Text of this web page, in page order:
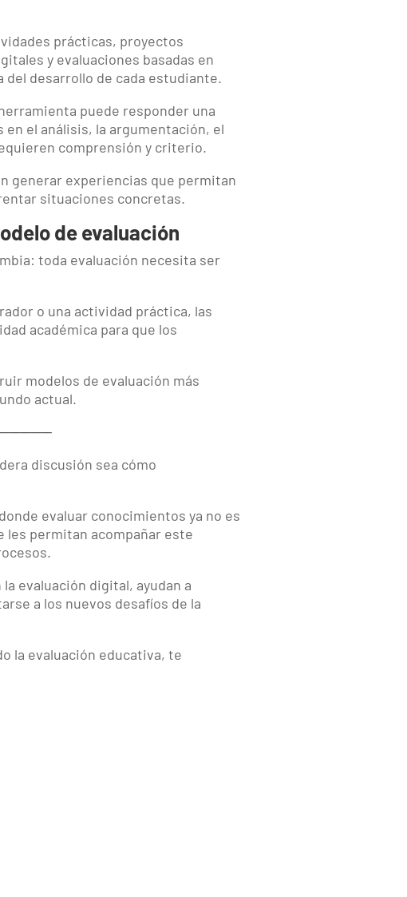
prácticas, proyectos
y evaluaciones basadas en
desarrollo de cada estudiante.
puede responder una
en el análisis, la argumentación, el
comprensión y criterio.
generar experiencias que permitan
situaciones concretas.
de evaluación
toda evaluación necesita ser
o una actividad práctica, las
académica para que los
modelos de evaluación más
actual.
discusión sea cómo
evaluar conocimientos ya no es
permitan acompañar este
evaluación digital, ayudan a
a los nuevos desafíos de la
la evaluación educativa, te